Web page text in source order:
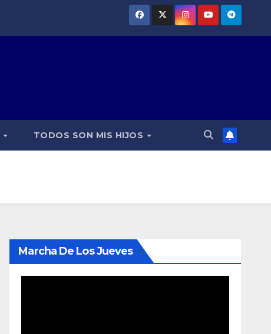
TODOS SON MIS HIJOS
Marcha De Los Jueves